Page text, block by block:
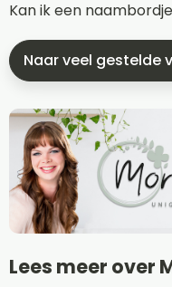
Kan ik een
Naar veel gestelde
Lees meer over